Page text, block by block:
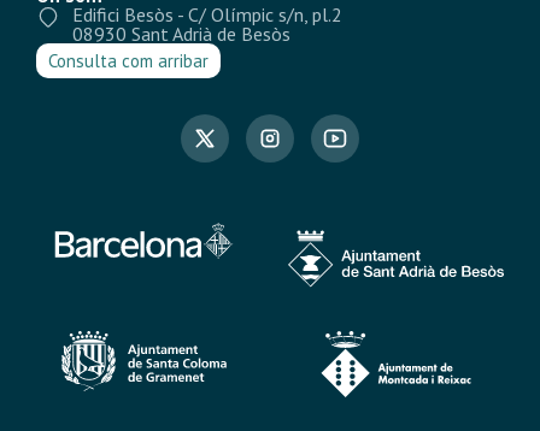
Edifici Besòs - C/ Olímpic s/n, pl.2
08930 Sant Adrià de Besòs
Consulta com arribar